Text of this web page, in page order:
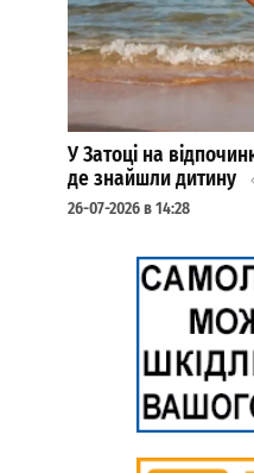
У Затоці на
де знайшли дитину
26-07-2026 в 14:28